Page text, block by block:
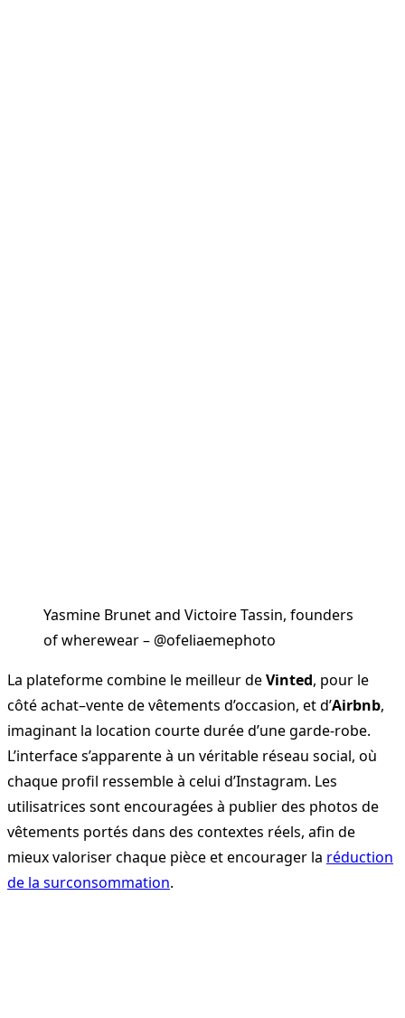
Yasmine Brunet and Victoire Tassin, founders
of wherewear – @ofeliaemephoto
La plateforme combine le meilleur deVinted, pour le
côté achat–vente de vêtements d’occasion, et d’Airbnb,
imaginant la location courte durée d’une garde-robe.
L’interface s’apparente à un véritable réseau social, où
chaque profil ressemble à celui d’Instagram. Les
utilisatrices sont encouragées à publier des photos de
vêtements portés dans des contextes réels, afin de
mieux valoriser chaque pièce et encourager la réduction
de la surconsommation.